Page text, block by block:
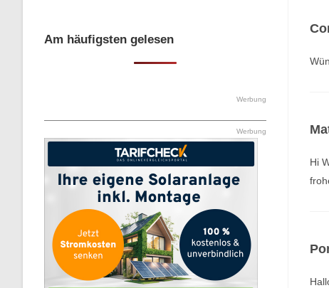
Hi
Am häufigsten gelesen
Werbung
Werbung